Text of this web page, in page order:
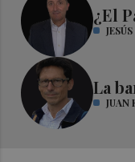
¿El
La
JUAN